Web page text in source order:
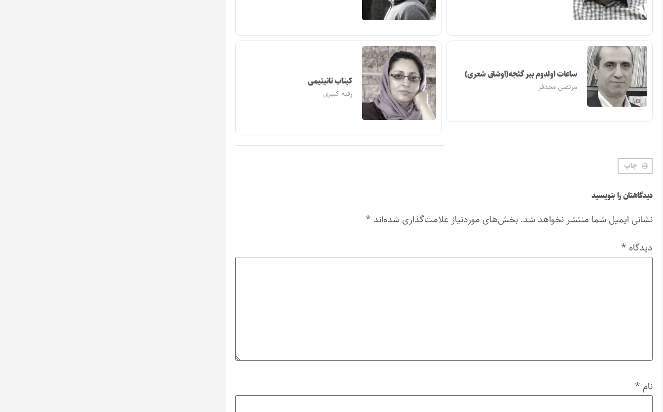
ساعات اولدوم بیر گئجه(اوشاق شعری)
مرتضی مجدفر کیتاب تانیتیمی
رقیه کبیری
چاپ
دیدگاهتان را بنویسید
نشانی ایمیل شما منتشر نخواهد شد. بخش‌های موردنیاز علامت‌گذاری شده‌اند *
دیدگاه *
نام *